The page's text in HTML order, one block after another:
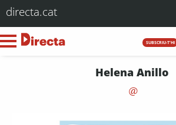
directa.cat
SUBSCRIU-T'HI
Helena Anillo